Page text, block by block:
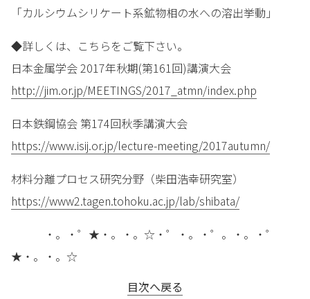
「カルシウムシリケート系鉱物相の水への溶出挙動」
◆詳しくは、こちらをご覧下さい。
日本金属学会 2017年秋期(第161回)講演大会
http://jim.or.jp/MEETINGS/2017_atmn/index.php
日本鉄鋼協会 第174回秋季講演大会
https://www.isij.or.jp/lecture-meeting/2017autumn/
材料分離プロセス研究分野（柴田浩幸研究室）
https://www2.tagen.tohoku.ac.jp/lab/shibata/
・。・゜★・。・。☆・゜・。・゜。・。・゜
★・。・。☆
目次へ戻る